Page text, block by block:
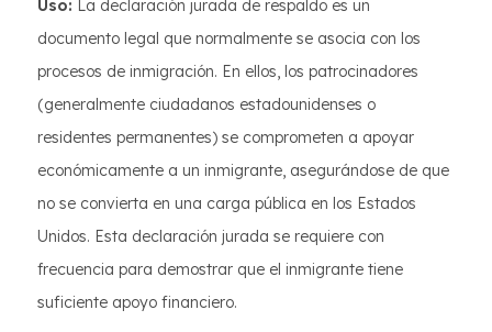
Uso: La declaración jurada de respaldo es un
documento legal que normalmente se asocia con los
procesos de inmigración. En ellos, los patrocinadores
(generalmente ciudadanos estadounidenses o
residentes permanentes) se comprometen a apoyar
económicamente a un inmigrante, asegurándose de que
no se convierta en una carga pública en los Estados
Unidos. Esta declaración jurada se requiere con
frecuencia para demostrar que el inmigrante tiene
suficiente apoyo financiero.